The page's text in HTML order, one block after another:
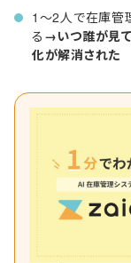
1～2人で在庫管
る →いつ誰が見
化が解消された